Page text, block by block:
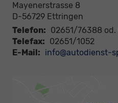
Mayenerstrasse 8
D-56729 Ettringen
Telefon: 02651/76388
Telefax: 02651/1052
E-Mail: info@autodienst-